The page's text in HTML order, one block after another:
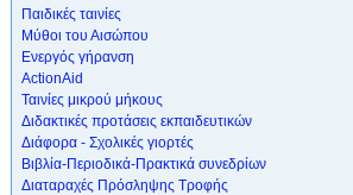
Παιδικές ταινίες
Μύθοι του Αισώπου
Ενεργός γήρανση
ActionAid
Ταινίες μικρού μήκους
Διδακτικές προτάσεις εκπαιδευτικών
Διάφορα - Σχολικές γιορτές
Βιβλία-Περιοδικά-Πρακτικά συνεδρίων
Διαταραχές Πρόσληψης Τροφής